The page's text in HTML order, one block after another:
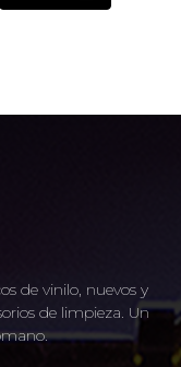
de vinilo, nuevos y
de limpieza. Un